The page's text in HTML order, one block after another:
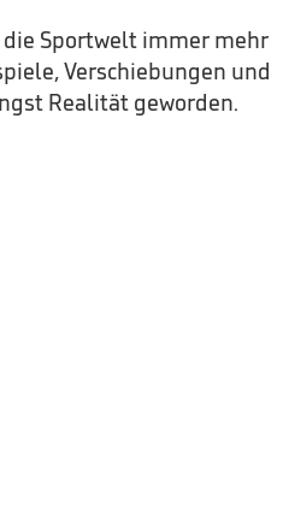
Sportwelt immer mehr
Verschiebungen und
Realität geworden.